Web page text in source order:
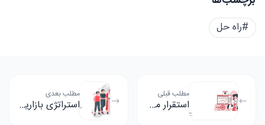
#راه حل
مطلب قبلی
استقرار مستمر
مطلب بعدی
استراتژی بازاریابی تنوع چیست؟